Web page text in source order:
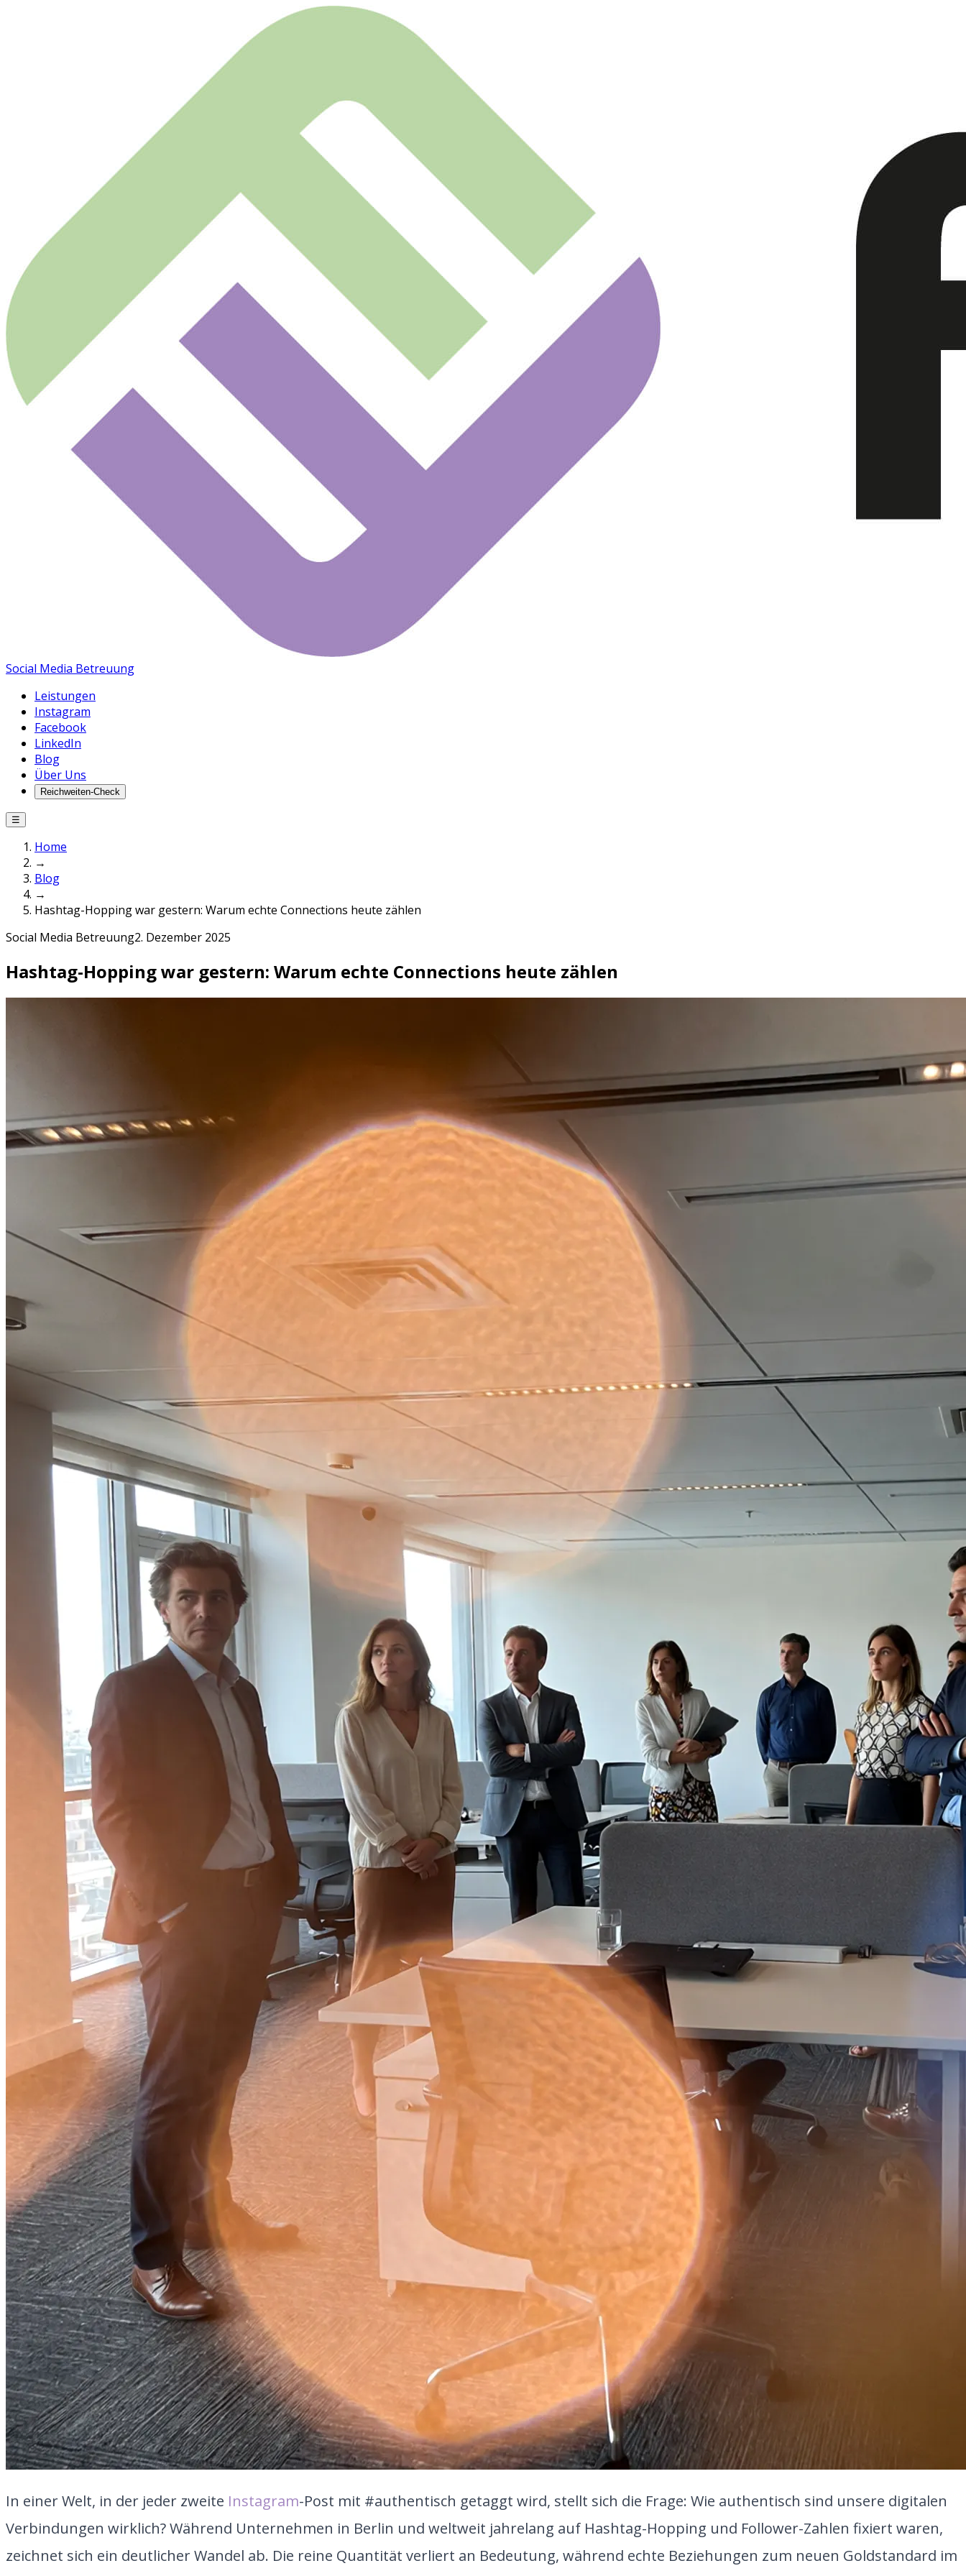
Social Media Betreuung
Leistungen
Instagram
Facebook
LinkedIn
Blog
Über Uns
Reichweiten-Check
☰
Home
→
Blog
→
Hashtag-Hopping war gestern: Warum echte Connections heute zählen
Social Media Betreuung2. Dezember 2025
Hashtag-Hopping war gestern: Warum echte Connections heute zählen
In einer Welt, in der jeder zweite Instagram-Post mit #authentisch getaggt wird, stellt sich die Frage: Wie authentisch sind unsere digitalen
Verbindungen wirklich? Während Unternehmen in Berlin und weltweit jahrelang auf Hashtag-Hopping und Follower-Zahlen fixiert waren,
zeichnet sich ein deutlicher Wandel ab. Die reine Quantität verliert an Bedeutung, während echte Beziehungen zum neuen Goldstandard im